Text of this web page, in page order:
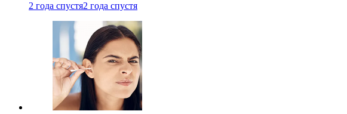
2 года спустя2 года спустя